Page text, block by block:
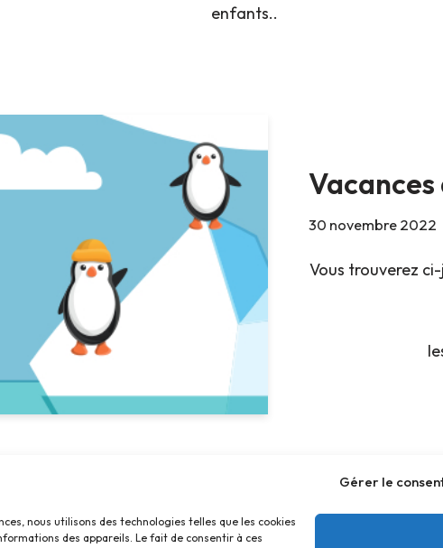
Gérer le
nous utilisons des technologies telles que les cookies
des appareils. Le fait de consentir à ces
enfants..
Vacances
30 novembre 2022
Vous trouverez